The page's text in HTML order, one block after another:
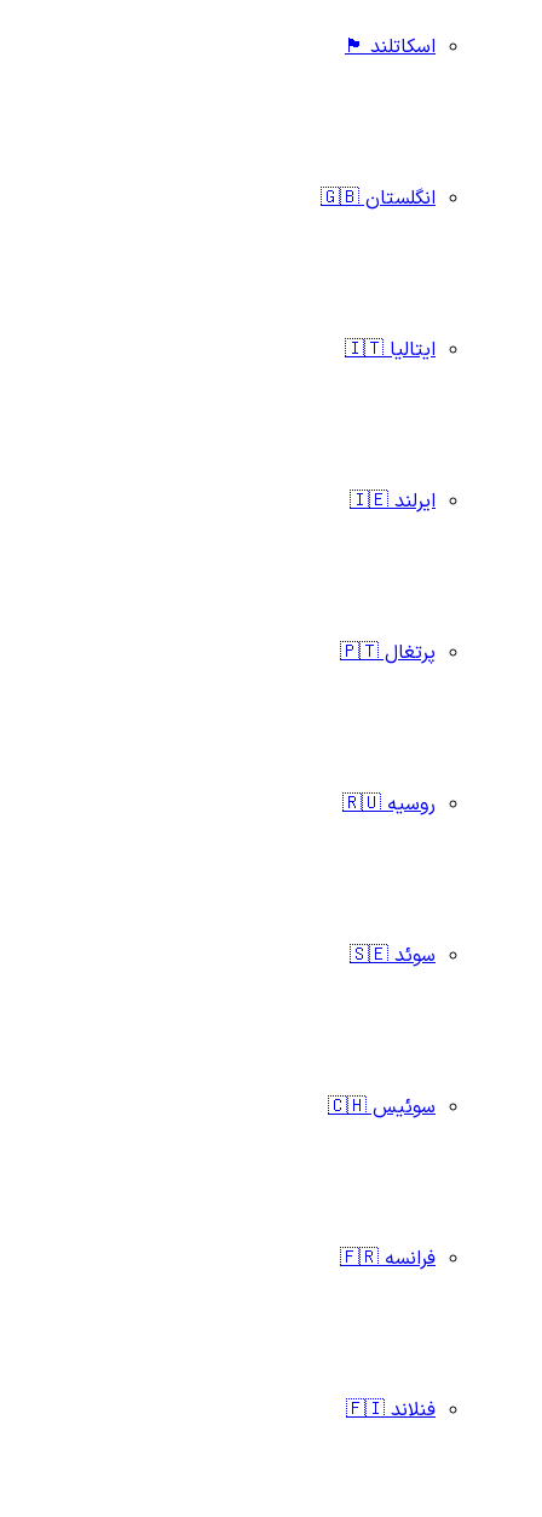
اسکاتلند 🏴󠁧󠁢󠁳󠁣󠁴󠁿
انگلستان 🇬🇧
ایتالیا 🇮🇹
ایرلند 🇮🇪
پرتغال 🇵🇹
روسیه 🇷🇺
سوئد 🇸🇪
سوئیس 🇨🇭
فرانسه 🇫🇷
فنلاند 🇫🇮